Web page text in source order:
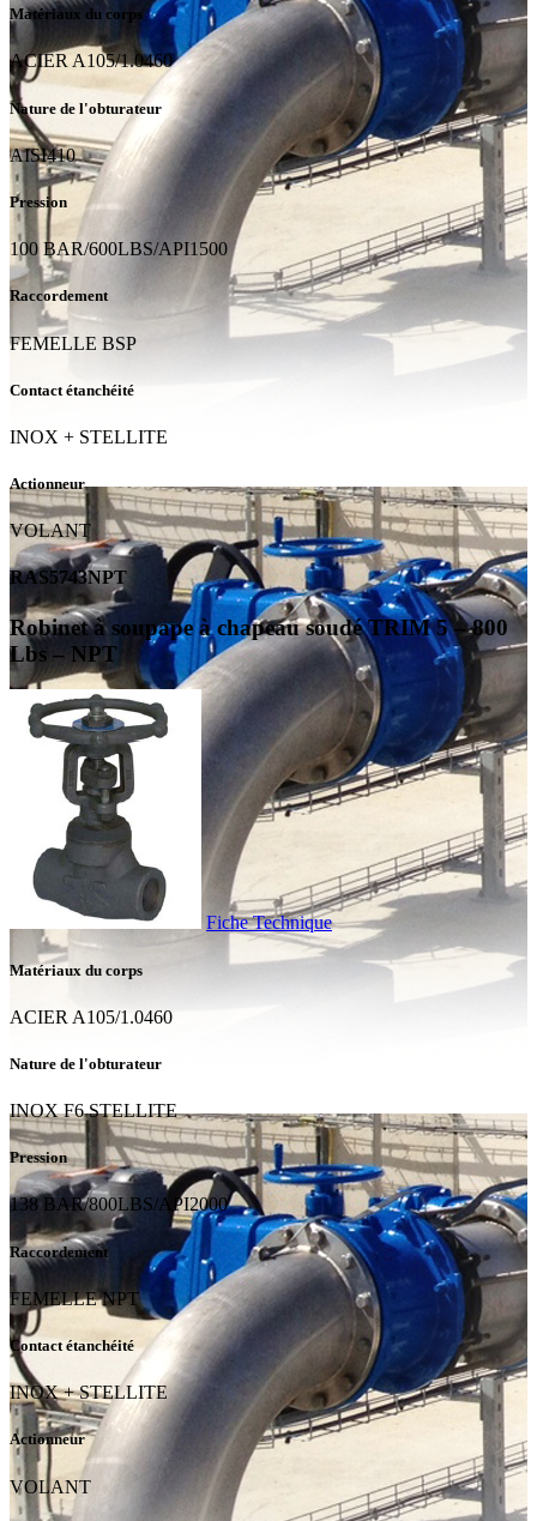
Matériaux du corps
ACIER A105/1.0460
Nature de l'obturateur
AISI410
Pression
100 BAR/600LBS/API1500
Raccordement
FEMELLE BSP
Contact étanchéité
INOX + STELLITE
Actionneur
VOLANT
RAS5743NPT
Robinet à soupape à chapeau soudé TRIM 5 – 800
Lbs – NPT
Fiche Technique
Matériaux du corps
ACIER A105/1.0460
Nature de l'obturateur
INOX F6 STELLITE
Pression
138 BAR/800LBS/API2000
Raccordement
FEMELLE NPT
Contact étanchéité
INOX + STELLITE
Actionneur
VOLANT